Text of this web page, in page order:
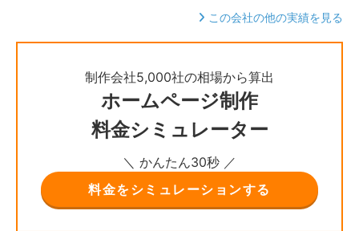
この会社の他の実績を見る
制作会社5,000社の相場から算出
ホームページ制作
料金シミュレーター
＼ かんたん30秒 ／
料金をシミュレーションする